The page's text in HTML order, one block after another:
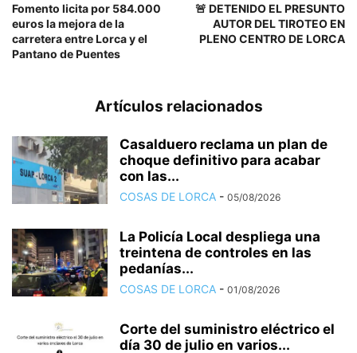
Fomento licita por 584.000
euros la mejora de la
carretera entre Lorca y el
Pantano de Puentes
🚨 DETENIDO EL PRESUNTO
AUTOR DEL TIROTEO EN
PLENO CENTRO DE LORCA
Artículos relacionados
Casalduero reclama un plan de
choque definitivo para acabar
con las...
COSAS DE LORCA - 05/08/2026
La Policía Local despliega una
treintena de controles en las
pedanías...
COSAS DE LORCA - 01/08/2026
Corte del suministro eléctrico el
día 30 de julio en varios...